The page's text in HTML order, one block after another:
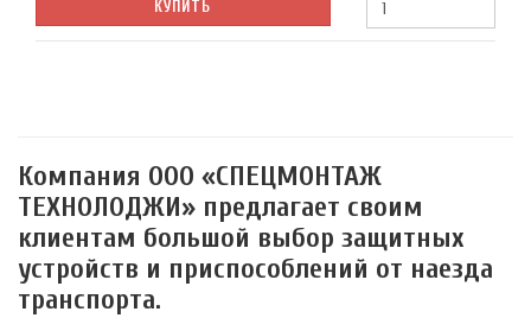
КУПИТЬ
Компания ООО «СПЕЦМОНТАЖ
ТЕХНОЛОДЖИ» предлагает своим
клиентам большой выбор защитных
устройств и приспособлений от наезда
транспорта.